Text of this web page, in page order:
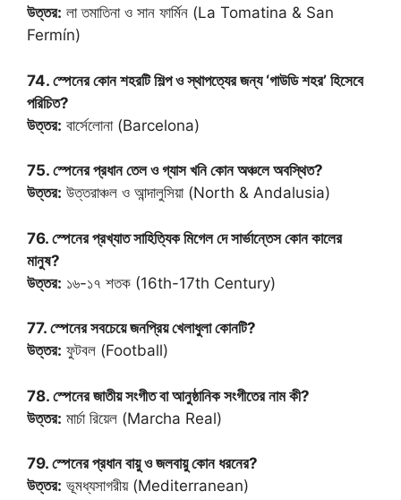
উত্তর: লা তমাতিনা ও সান ফার্মিন (La Tomatina & San
Fermín)
74. স্পেনের কোন শহরটি শিল্প ও স্থাপত্যের জন্য ‘গাউডি শহর’ হিসেবে
পরিচিত?
উত্তর: বার্সেলোনা (Barcelona)
75. স্পেনের প্রধান তেল ও গ্যাস খনি কোন অঞ্চলে অবস্থিত?
উত্তর: উত্তরাঞ্চল ও আন্দালুসিয়া (North & Andalusia)
76. স্পেনের প্রখ্যাত সাহিত্যিক মিগেল দে সার্ভান্তেস কোন কালের
মানুষ?
উত্তর: ১৬-১৭ শতক (16th-17th Century)
77. স্পেনের সবচেয়ে জনপ্রিয় খেলাধুলা কোনটি?
উত্তর: ফুটবল (Football)
78. স্পেনের জাতীয় সংগীত বা আনুষ্ঠানিক সংগীতের নাম কী?
উত্তর: মার্চা রিয়েল (Marcha Real)
79. স্পেনের প্রধান বায়ু ও জলবায়ু কোন ধরনের?
উত্তর: ভূমধ্যসাগরীয় (Mediterranean)